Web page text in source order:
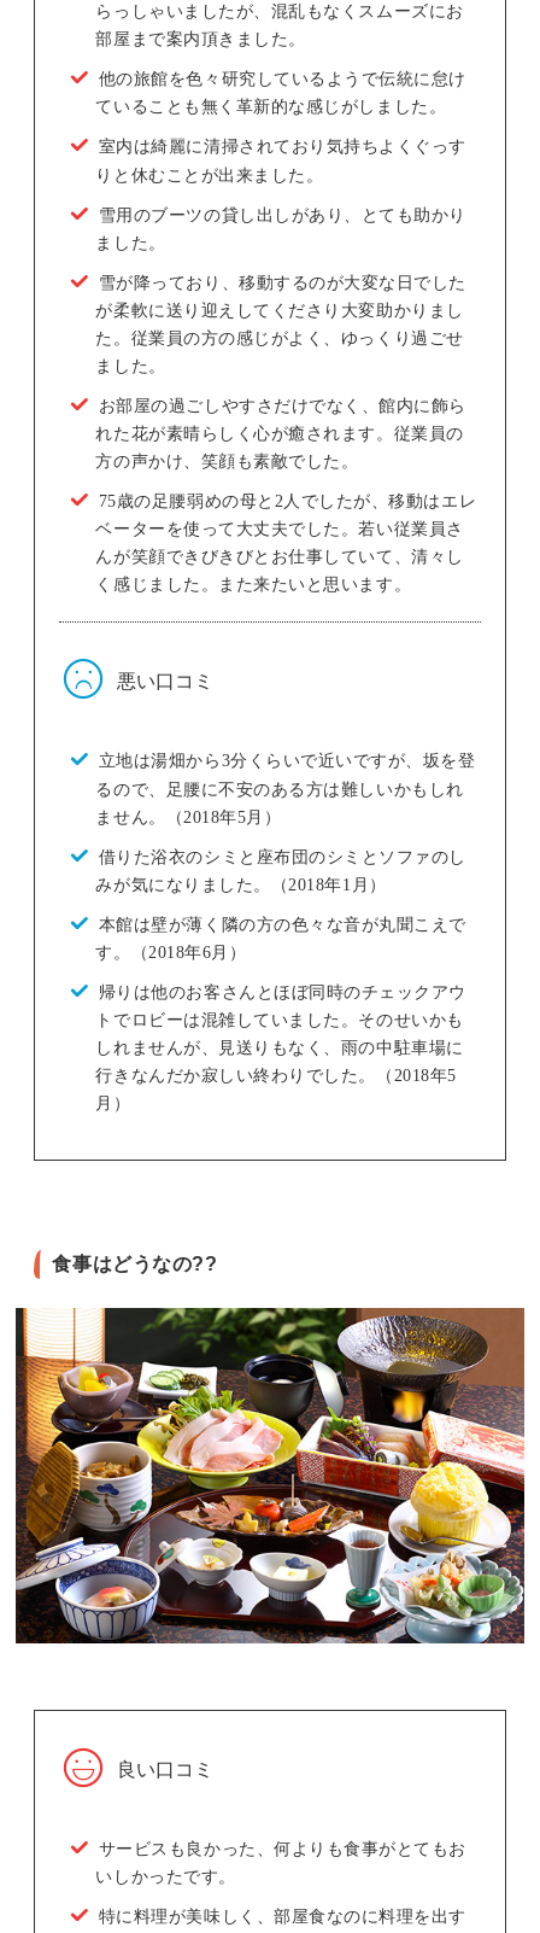
らっしゃいましたが、混乱もなくスムーズにお
部屋まで案内頂きました。
他の旅館を色々研究しているようで伝統に怠け
ていることも無く革新的な感じがしました。
室内は綺麗に清掃されており気持ちよくぐっす
りと休むことが出来ました。
雪用のブーツの貸し出しがあり、とても助かり
ました。
雪が降っており、移動するのが大変な日でした
が柔軟に送り迎えしてくださり大変助かりまし
た。従業員の方の感じがよく、ゆっくり過ごせ
ました。
お部屋の過ごしやすさだけでなく、館内に飾ら
れた花が素晴らしく心が癒されます。従業員の
方の声かけ、笑顔も素敵でした。
75歳の足腰弱めの母と2人でしたが、移動はエレ
ベーターを使って大丈夫でした。若い従業員さ
んが笑顔できびきびとお仕事していて、清々し
く感じました。また来たいと思います。
悪い口コミ
立地は湯畑から3分くらいで近いですが、坂を登
るので、足腰に不安のある方は難しいかもしれ
ません。（2018年5月）
借りた浴衣のシミと座布団のシミとソファのし
みが気になりました。（2018年1月）
本館は壁が薄く隣の方の色々な音が丸聞こえで
す。（2018年6月）
帰りは他のお客さんとほぼ同時のチェックアウ
トでロビーは混雑していました。そのせいかも
しれませんが、見送りもなく、雨の中駐車場に
行きなんだか寂しい終わりでした。（2018年5
月）
食事はどうなの??
良い口コミ
サービスも良かった、何よりも食事がとてもお
いしかったです。
特に料理が美味しく、部屋食なのに料理を出す